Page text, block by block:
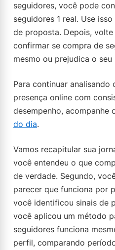
seguidores, você pode
seguidores 1 real. Use
de proposta. Depois,
confirmar se compra de
mesmo ou prejudica o
Para continuar analisando
presença online com
desempenho, acompanhe
do dia.
Vamos recapitular sua
você entendeu o que
de verdade. Segundo,
parecer que funciona por
você identificou sinais de
você aplicou um método
seguidores funciona
perfil, comparando